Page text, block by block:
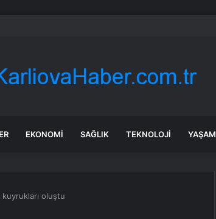
EKONOMI SAĞLIK TEKNOLOJI YAŞAM
kuyrukları oluştu